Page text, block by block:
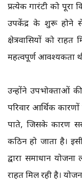
प्रत्येक गारंटी को पूरा
उपकेंद्र के शुरू होने
क्षेत्रवासियों को
महत्वपूर्ण आवश्यकता
उन्होंने उपभोक्ताओं
परिवार आर्थिक
पाते, जिसके कारण
कठिन हो जाता है।
द्वारा समाधान
राहत मिल रही है।